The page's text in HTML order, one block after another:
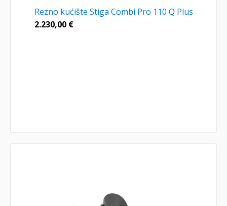
Rezno kućište Stiga Combi Pro 110 Q Plus
2.230,00 €